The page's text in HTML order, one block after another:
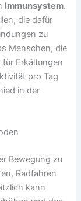
Immunsystem.
die dafür
zu
Menschen, die
Erkältungen
pro Tag
in der
Bewegung zu
Radfahren
kann